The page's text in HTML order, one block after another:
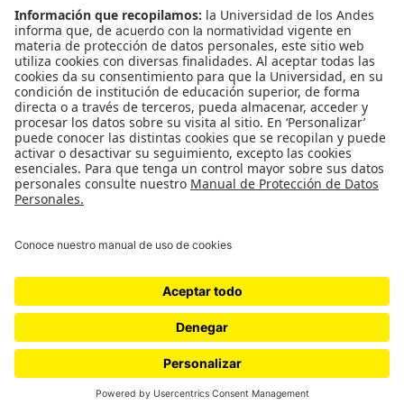
desaparición del miedo en una generación más joven.
¿Tenemos menos miedo? ¿Por qué ahora y por qué esta
generación?
porTania Tapia Jáuregui
Movilización social Farc
A parar para avanzar: ¿hacia